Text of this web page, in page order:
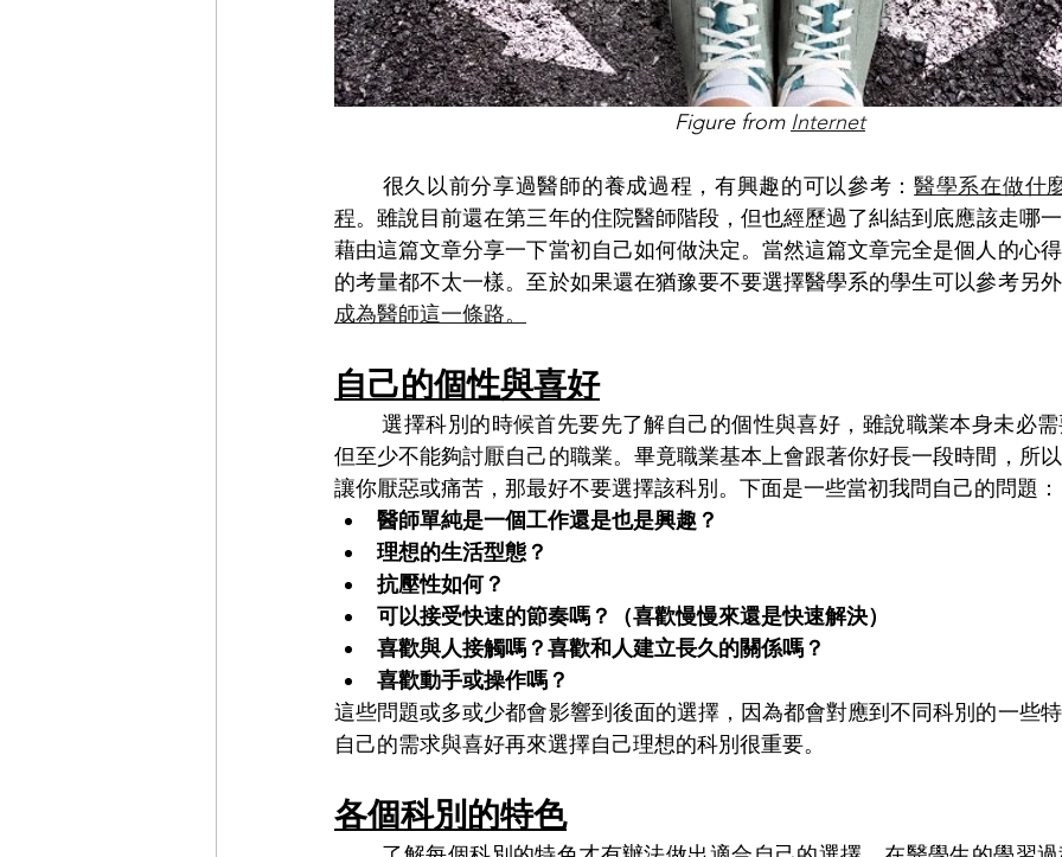
Figure from Internet
	很久以前分享過醫師的養成過程，有興趣的可以參考：
醫學系在做什
程。雖說目前還在第三年的住院醫師階段，但也經歷過了糾結到底應該走哪
藉由這篇文章分享一下當初自己如何做決定。當然這篇文章完全是個人的心
的考量都不太一樣。至於如果還在猶豫要不要選擇醫學系的學生可以參考另
成為醫師這一條路。
自己的個性與喜好
	選擇科別的時候首先要先了解自己的個性與喜好，雖說職業本身未必需要和興趣相符，
但至少不能夠討厭自己的職業。畢竟職業基本上會跟著你好長一段時間，所
讓你厭惡或痛苦，那最好不要選擇該科別。下面是一些當初我問自己的問題：
醫師單純是一個工作還是也是興趣？
理想的生活型態？
抗壓性如何？
可以接受快速的節奏嗎？（喜歡慢慢來還是快速解決）
喜歡與人接觸嗎？喜歡和人建立長久的關係嗎？
喜歡動手或操作嗎？
這些問題或多或少都會影響到後面的選擇，因為都會對應到不同科別的一些
自己的需求與喜好再來選擇自己理想的科別很重要。
各個科別的特色